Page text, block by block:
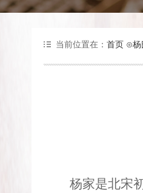
当前位置在： 首页 ⊙杨
杨家是北宋